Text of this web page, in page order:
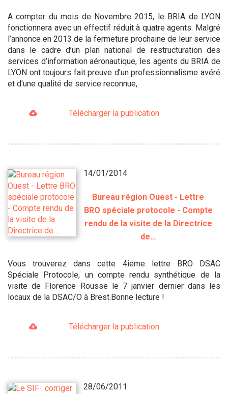
A compter du mois de Novembre 2015, le BRIA de LYON
fonctionnera avec un effectif réduit à quatre agents. Malgré
l’annonce en 2013 de la fermeture prochaine de leur service
dans le cadre d’un plan national de restructuration des
services d’information aéronautique, les agents du BRIA de
LYON ont toujours fait preuve d'un professionnalisme avéré
et d'une qualité de service reconnue,
Télécharger la publication
14/01/2014
Bureau région Ouest - Lettre
BRO spéciale protocole - Compte
rendu de la visite de la Directrice
de…
Vous trouverez dans cette 4ieme lettre BRO DSAC
Spéciale Protocole, un compte rendu synthétique de la
visite de Florence Rousse le 7 janvier dernier dans les
locaux de la DSAC/O à Brest.Bonne lecture !
Télécharger la publication
28/06/2011